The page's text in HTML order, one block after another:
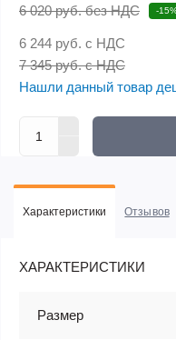
6 020 руб. без НДС
-
6 244 руб. с НДС
7 345 руб. с НДС
Нашли данный товар
Характеристики Отзывов
ХАРАКТЕРИСТИКИ
Размер